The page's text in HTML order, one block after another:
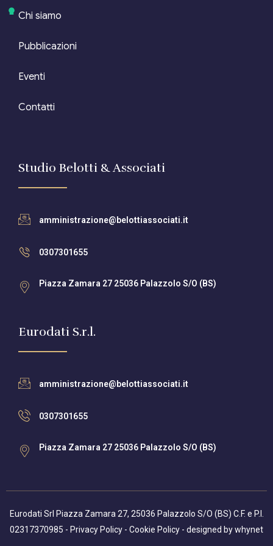
Chi siamo
Pubblicazioni
Eventi
Contatti
Studio Belotti & Associati
amministrazione@belottiassociati.it
0307301655
Piazza Zamara 27 25036 Palazzolo S/O (BS)
Eurodati S.r.l.
amministrazione@belottiassociati.it
0307301655
Piazza Zamara 27 25036 Palazzolo S/O (BS)
Eurodati Srl Piazza Zamara 27, 25036 Palazzolo S/O (BS) C.F. e P.I.
02317370985 - Privacy Policy - Cookie Policy - designed bywhynet